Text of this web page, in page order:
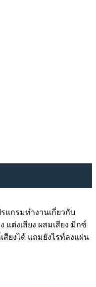
รแกรมทำงานเกี่ยวกับ
แต่งเสียง ผสมเสียง มิกซ์
สียงได้ แถมยังไรท์ลงแผ่น